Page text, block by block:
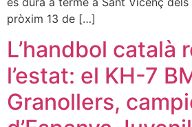
pròxim 13 de […]
L’handbol català
l’estat: el KH-7
Granollers,